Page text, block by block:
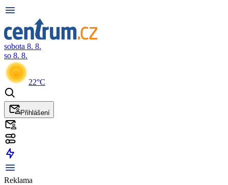
sobota 8. 8.
so 8. 8.
22°C
Přihlášení
Reklama